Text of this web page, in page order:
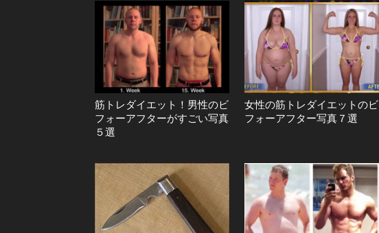
筋トレダイエット！男性のビ
フォーアフターがすごい写真
５選
女性の筋トレダイエットのビ
フォーアフター写真７選